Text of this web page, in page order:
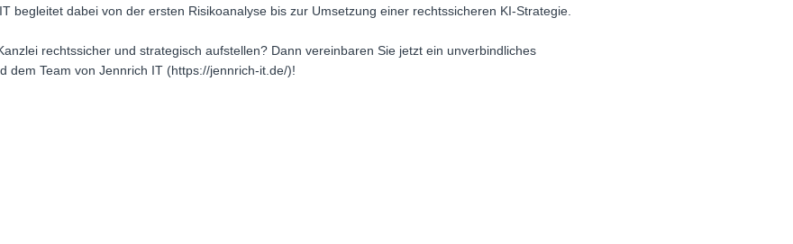
begleitet dabei von der ersten Risikoanalyse bis zur Umsetzung einer rechtssicheren KI-Strategie.
rechtssicher und strategisch aufstellen? Dann vereinbaren Sie jetzt ein unverbindliches
dem Team von Jennrich IT (https://jennrich-it.de/)!